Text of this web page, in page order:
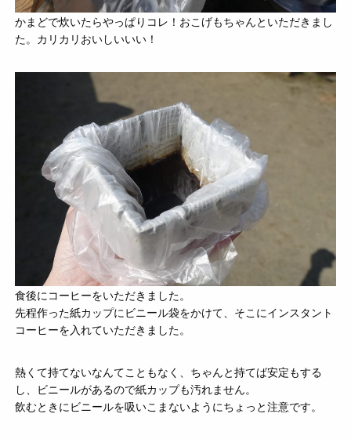
かまどで炊いたらやっぱりコレ！おこげもちゃんといただきまし
た。カリカリおいしいいい！
食後にコーヒーをいただきました。
先程作った紙カップにビニール袋をかけて、そこにインスタント
コーヒーを入れていただきました。
熱くて持てないなんてこともなく、ちゃんと持てば安定もする
し、ビニールがあるので紙カップも汚れません。
飲むときにビニールを吸いこまないようにちょっと注意です。